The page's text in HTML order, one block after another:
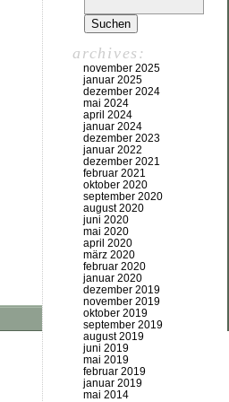
archives:
november 2025
januar 2025
dezember 2024
mai 2024
april 2024
januar 2024
dezember 2023
januar 2022
dezember 2021
februar 2021
oktober 2020
september 2020
august 2020
juni 2020
mai 2020
april 2020
märz 2020
februar 2020
januar 2020
dezember 2019
november 2019
oktober 2019
september 2019
august 2019
juni 2019
mai 2019
februar 2019
januar 2019
mai 2014